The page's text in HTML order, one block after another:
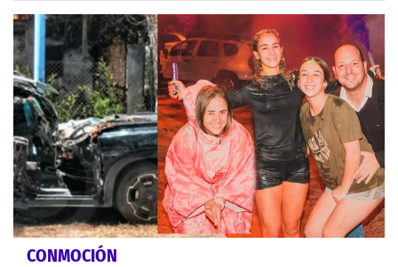
CONMOCIÓN